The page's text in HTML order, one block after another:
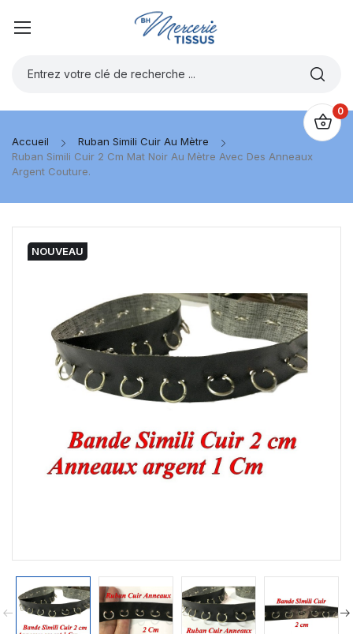
0
Accueil
Ruban Simili Cuir Au Mètre
Ruban Simili Cuir 2 Cm Mat Noir Au Mètre Avec Des Anneaux
Argent Couture.
NOUVEAU